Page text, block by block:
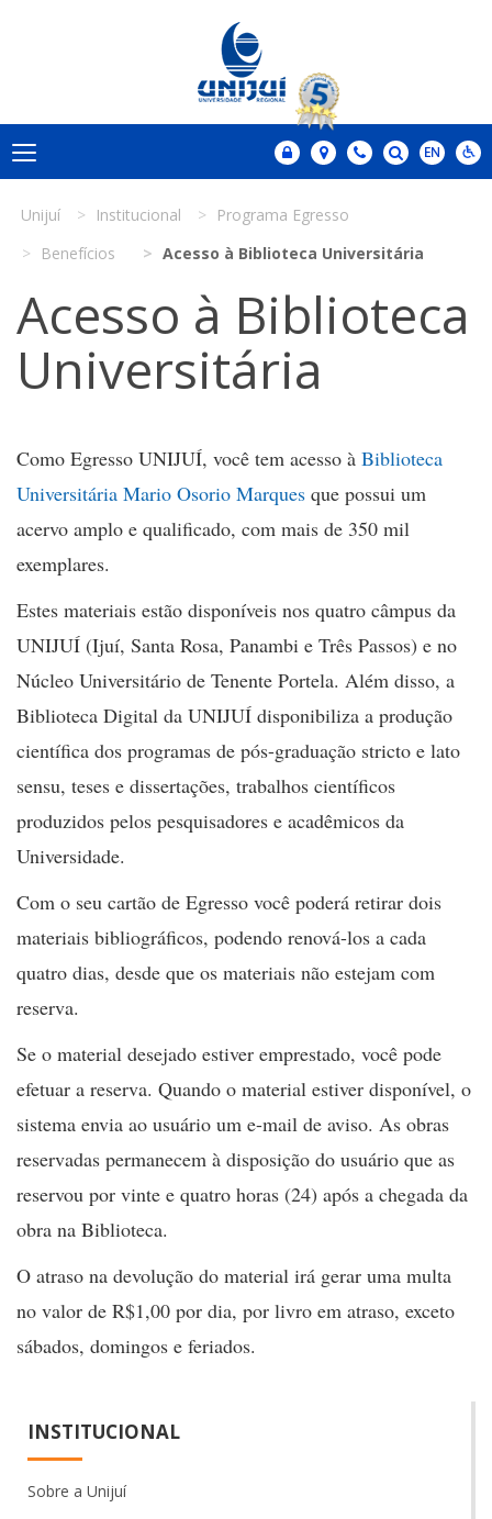
Unijuí Institucional
Programa Egresso
Benefícios
Acesso à Biblioteca Universitária
Acesso à Biblioteca
Universitária
Como Egresso UNIJUÍ, você tem acesso à Biblioteca
Universitária Mario Osorio Marques que possui um
acervo amplo e qualificado, com mais de 350 mil
exemplares.
Estes materiais estão disponíveis nos quatro câmpus da
UNIJUÍ (Ijuí, Santa Rosa, Panambi e Três Passos) e no
Núcleo Universitário de Tenente Portela. Além disso, a
Biblioteca Digital da UNIJUÍ disponibiliza a produção
científica dos programas de pós-graduação stricto e lato
sensu, teses e dissertações, trabalhos científicos
produzidos pelos pesquisadores e acadêmicos da
Universidade.
Com o seu cartão de Egresso você poderá retirar dois
materiais bibliográficos, podendo renová-los a cada
quatro dias, desde que os materiais não estejam com
reserva.
Se o material desejado estiver emprestado, você pode
efetuar a reserva. Quando o material estiver disponível, o
sistema envia ao usuário um e-mail de aviso. As obras
reservadas permanecem à disposição do usuário que as
reservou por vinte e quatro horas (24) após a chegada da
obra na Biblioteca.
O atraso na devolução do material irá gerar uma multa
no valor de R$1,00 por dia, por livro em atraso, exceto
sábados, domingos e feriados.
INSTITUCIONAL
Sobre a Unijuí